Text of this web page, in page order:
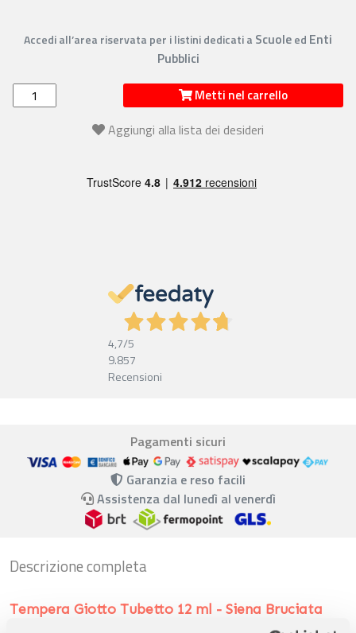
Accedi all’area riservata per i listini dedicati a Scuoleed Enti
Pubblici
Metti nel carrello
Aggiungi alla lista dei desideri
4,7/5
9.857
Recensioni
Pagamenti sicuri
Garanzia e reso facili
Assistenza dal lunedì al venerdì
Descrizione completa
Tempera Giotto Tubetto 12 ml - Siena Bruciata